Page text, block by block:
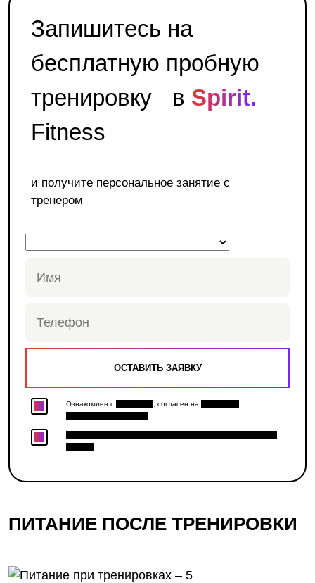
Запишитесь на
бесплатную пробную
тренировку в Spirit.
Fitness
и получите персональное занятие с
тренером
Ознакомлен с , согласен на
ПИТАНИЕ ПОСЛЕ ТРЕНИРОВКИ